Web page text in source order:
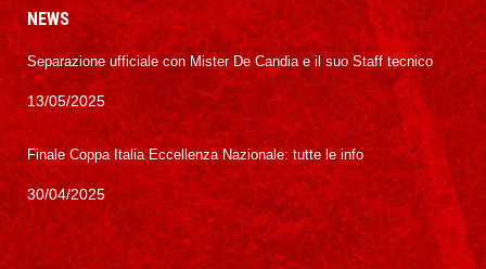
NEWS
Separazione ufficiale con Mister De Candia e il suo Staff tecnico
13/05/2025
Finale Coppa Italia Eccellenza Nazionale: tutte le info
30/04/2025